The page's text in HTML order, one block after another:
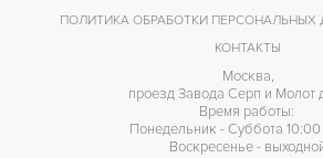
ПОЛИТИКА ОБРАБОТКИ ПЕРСОНАЛЬНЫХ
КОНТАКТЫ
Москва,
проезд Завода Серп и Молот
Время работы:
Понедельник - Суббота 10:00
Воскресенье -